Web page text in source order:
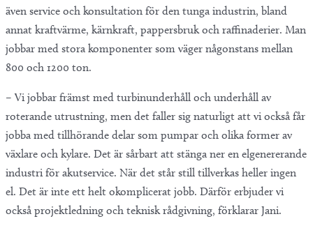
även service och konsultation för den tunga industrin, bland
annat kraftvärme, kärnkraft, pappersbruk och raffinaderier. Man
jobbar med stora komponenter som väger någonstans mellan
800 och 1200 ton.
– Vi jobbar främst med turbinunderhåll och underhåll av
roterande utrustning, men det faller sig naturligt att vi också får
jobba med tillhörande delar som pumpar och olika former av
växlare och kylare. Det är sårbart att stänga ner en elgenererande
industri för akutservice. När det står still tillverkas heller ingen
el. Det är inte ett helt okomplicerat jobb. Därför erbjuder vi
också projektledning och teknisk rådgivning, förklarar Jani.